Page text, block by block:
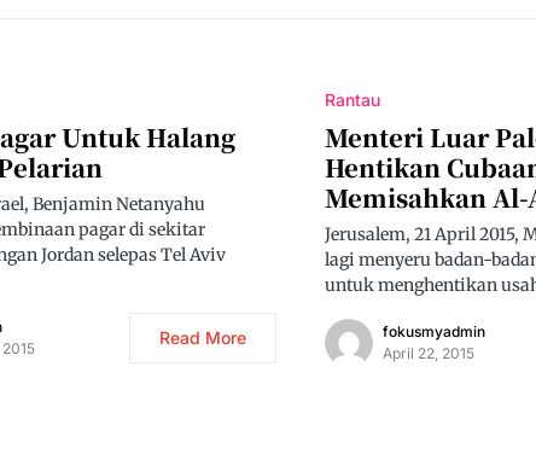
Untuk Halang
Benjamin Netanyahu
pagar di sekitar
Jordan selepas Tel Aviv
Read More
Rantau
Menteri Luar
Hentikan
Memisahkan Al-
Jerusalem, 21 April 2015,
lagi menyeru badan-
untuk menghentikan
fokusmyadmin
April 22, 2015